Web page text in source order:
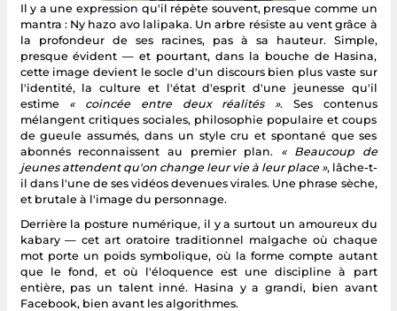
Il y a une expression qu'il répète souvent, presque comme un
mantra : Ny hazo avo lalipaka. Un arbre résiste au vent grâce à
la profondeur de ses racines, pas à sa hauteur. Simple,
presque évident — et pourtant, dans la bouche de Hasina,
cette image devient le socle d'un discours bien plus vaste sur
l'identité, la culture et l'état d'esprit d'une jeunesse qu'il
estime « coincée entre deux réalités ». Ses contenus
mélangent critiques sociales, philosophie populaire et coups
de gueule assumés, dans un style cru et spontané que ses
abonnés reconnaissent au premier plan. « Beaucoup de
jeunes attendent qu'on change leur vie à leur place », lâche-t-
il dans l'une de ses vidéos devenues virales. Une phrase sèche,
et brutale à l'image du personnage.
Derrière la posture numérique, il y a surtout un amoureux du
kabary — cet art oratoire traditionnel malgache où chaque
mot porte un poids symbolique, où la forme compte autant
que le fond, et où l'éloquence est une discipline à part
entière, pas un talent inné. Hasina y a grandi, bien avant
Facebook, bien avant les algorithmes.